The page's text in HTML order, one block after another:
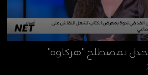
بمصطلح "هركاوة"